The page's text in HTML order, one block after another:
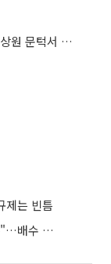
美 클래리티 법안 연내 통과 가능성 13%…상원 문턱서 제동
제는 빈틈
與 "단일종목 레버리지 ETF 상품성 낮춰야"…배수 조정안도 거론